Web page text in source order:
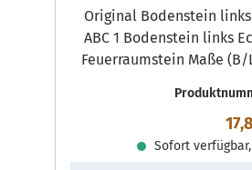
Original Bodenstein links für den Kaminofen ABC 1
ABC 1 Bodenstein links Eckdaten: Brennraumstein,
Feuerraumstein Maße
Sofort